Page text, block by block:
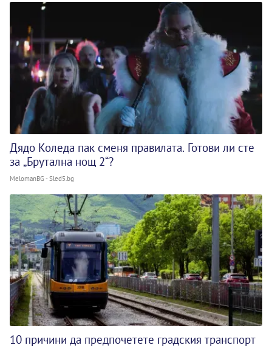
Дядо Коледа пак сменя правилата. Готови ли сте
за „Брутална нощ 2“?
MelomanBG - Sled5.bg
10 причини да предпочетете градския транспорт